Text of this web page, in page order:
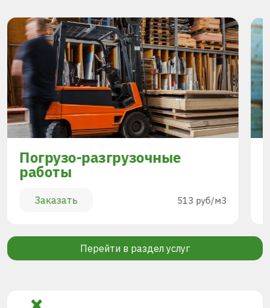
Погрузо-разгрузочные
работы
Заказать 513 руб/м3
Перейти в раздел услуг